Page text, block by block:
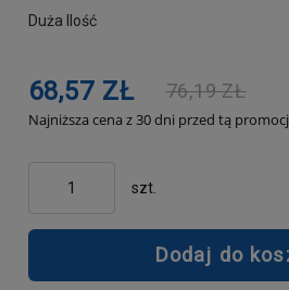
Duża Ilość
68,57 ZŁ 76,19 ZŁ
Najniższa cena z 30 dni przed tą
szt.
Dodaj do